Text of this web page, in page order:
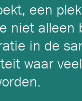
een
niet alleen
in de
waar